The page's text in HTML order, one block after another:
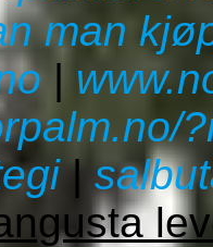
man
|
|